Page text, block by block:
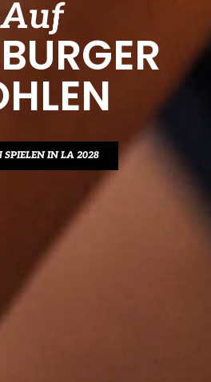
Auf
SPIELEN IN LA 2028